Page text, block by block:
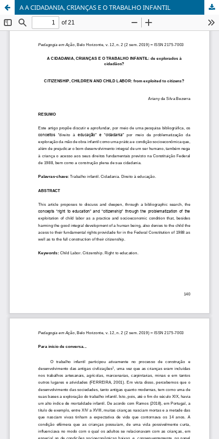
A A CIDADANIA, CRIANÇAS E O TRABALHO INFANTIL